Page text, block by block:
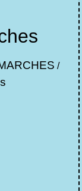
/